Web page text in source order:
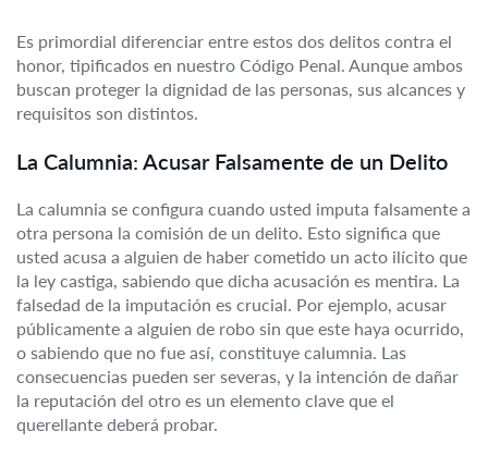
Es primordial diferenciar entre estos dos delitos contra el
honor, tipificados en nuestro Código Penal. Aunque ambos
buscan proteger la dignidad de las personas, sus alcances y
requisitos son distintos.
La Calumnia: Acusar Falsamente de un Delito
La calumnia se configura cuando usted imputa falsamente a
otra persona la comisión de un delito. Esto significa que
usted acusa a alguien de haber cometido un acto ilícito que
la ley castiga, sabiendo que dicha acusación es mentira. La
falsedad de la imputación es crucial. Por ejemplo, acusar
públicamente a alguien de robo sin que este haya ocurrido,
o sabiendo que no fue así, constituye calumnia. Las
consecuencias pueden ser severas, y la intención de dañar
la reputación del otro es un elemento clave que el
querellante deberá probar.